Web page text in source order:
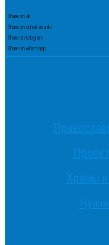
Share on vk
Share on odnoklassniki
Share on telegram
Share on whatsapp
Храмы